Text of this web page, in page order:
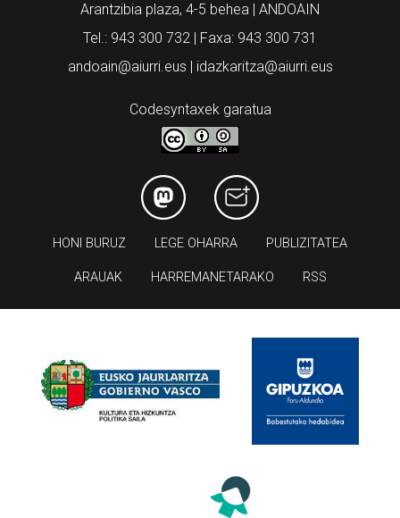
Arantzibia plaza, 4-5 behea | ANDOAIN
Tel.: 943 300 732 | Faxa: 943 300 731
andoain@aiurri.eus | idazkaritza@aiurri.eus
Codesyntaxek garatua
HONI BURUZ LEGE OHARRA PUBLIZITATEA
ARAUAK HARREMANETARAKO RSS